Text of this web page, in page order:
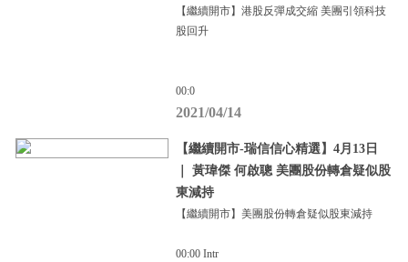
【繼續開市】港股反彈成交縮 美團引領科技
股回升
00:0
2021/04/14
【繼續開市-瑞信信心精選】4月13日
｜ 黃瑋傑 何啟聰 美團股份轉倉疑似股
東減持
【繼續開市】美團股份轉倉疑似股東減持
00:00 Intr